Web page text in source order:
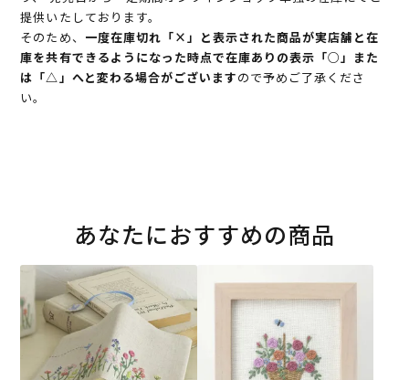
提供いたしております。
そのため、 一度在庫切れ「×」と表示された商品が実店舗と在
庫を共有できるようになった時点で在庫ありの表示「○」また
は「△」へと変わる場合がございますので予めご了承くださ
い。
あなたにおすすめの商品